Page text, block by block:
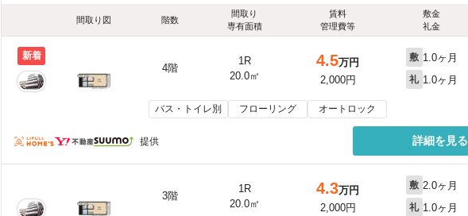
間取り図 階数
間取り
専有面積
賃料
管理費等
敷金
礼金
新着
4階
1R
20.0㎡
4.5万円
2,000円
敷 1.0ヶ月
礼 1.0ヶ月
バス・トイレ別 フローリング オートロック
提供 詳細を見る
3階
1R
20.0㎡
4.3万円
2,000円
敷 2.0ヶ月
礼 1.0ヶ月